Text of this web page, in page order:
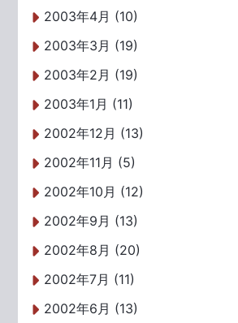
2003年4月 (10)
2003年3月 (19)
2003年2月 (19)
2003年1月 (11)
2002年12月 (13)
2002年11月 (5)
2002年10月 (12)
2002年9月 (13)
2002年8月 (20)
2002年7月 (11)
2002年6月 (13)